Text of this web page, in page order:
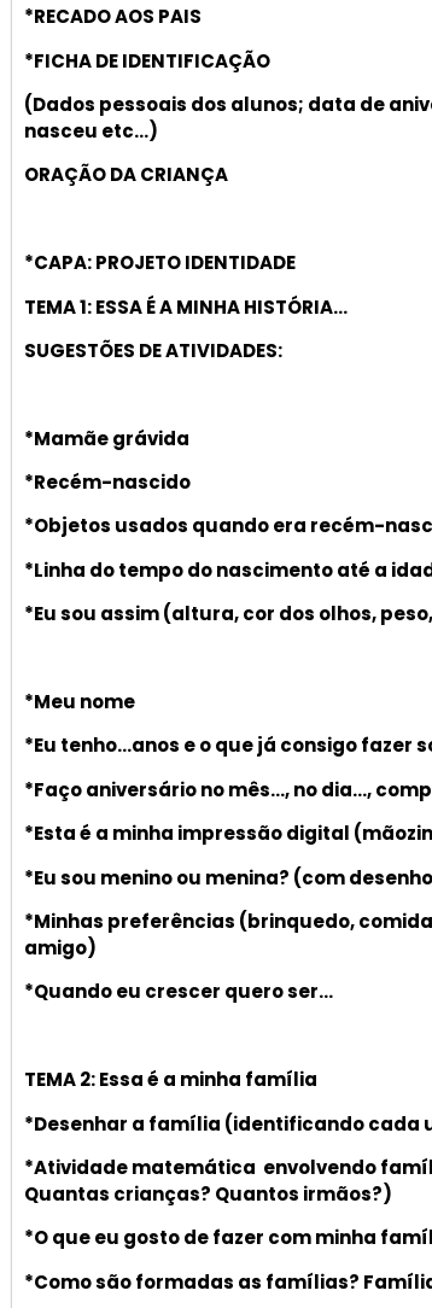
*RECADO AOS PAIS
*FICHA DE IDENTIFICAÇÃO
(Dados pessoais dos alunos; data de
nasceu etc…)
ORAÇÃO DA CRIANÇA
*CAPA: PROJETO IDENTIDADE
TEMA 1: ESSA É A MINHA HISTÓRIA…
SUGESTÕES DE ATIVIDADES:
*Mamãe grávida
*Recém-nascido
*Objetos usados quando era recém-
*Linha do tempo do nascimento até a
*Eu sou assim (altura, cor dos olhos,
*Meu nome
*Eu tenho…anos e o que já consigo fazer
*Faço aniversário no mês…, no dia…,
*Esta é a minha impressão digital
*Eu sou menino ou menina? (com
*Minhas preferências (brinquedo,
amigo)
*Quando eu crescer quero ser…
TEMA 2: Essa é a minha família
*Desenhar a família (identificando cada
*Atividade matemática envolvendo
Quantas crianças? Quantos irmãos?)
*O que eu gosto de fazer com minha
*Como são formadas as famílias?